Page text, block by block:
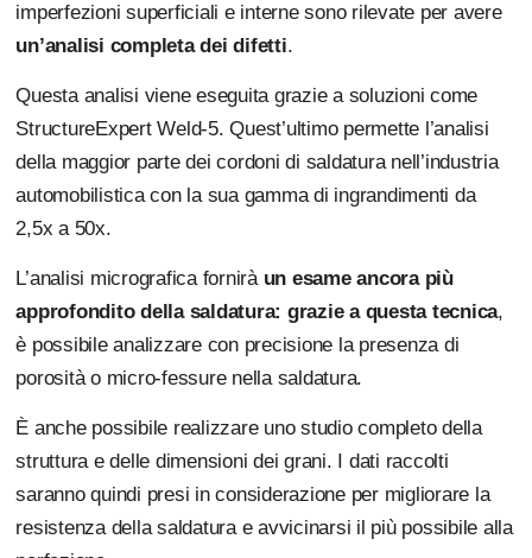
imperfezioni superficiali e interne sono rilevate per avere
un’analisi completa dei difetti.
Questa analisi viene eseguita grazie a soluzioni come
StructureExpert Weld-5. Quest’ultimo permette l’analisi
della maggior parte dei cordoni di saldatura nell’industria
automobilistica con la sua gamma di ingrandimenti da
2,5x a 50x.
L’analisi micrografica fornirà un esame ancora più
approfondito della saldatura: grazie a questa tecnica,
è possibile analizzare con precisione la presenza di
porosità o micro-fessure nella saldatura.
È anche possibile realizzare uno studio completo della
struttura e delle dimensioni dei grani. I dati raccolti
saranno quindi presi in considerazione per migliorare la
resistenza della saldatura e avvicinarsi il più possibile alla